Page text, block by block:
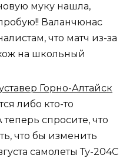
муку нашла,
Валанчюнас
что матч из-за
на школьный
Горно-Алтайск
либо кто-то
теперь спросите, что
что бы изменить
самолеты Ту-204С